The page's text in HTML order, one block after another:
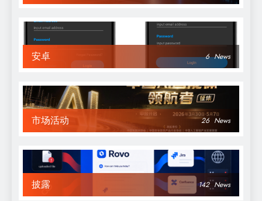
安卓 6 News
市场活动 26 News
披露 142 News